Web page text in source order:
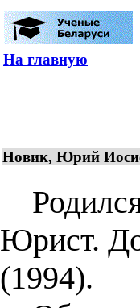
На главную
Новик, Юрий
Родился
Юрист.
(1994).